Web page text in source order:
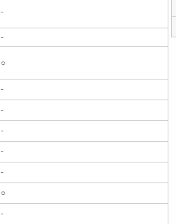
-
-
○
-
-
-
-
-
○
-